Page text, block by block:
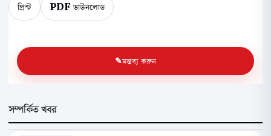
প্রিন্ট PDF ডাউনলোড
মন্তব্য করুন
সম্পর্কিত খবর